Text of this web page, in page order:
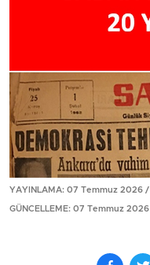
YAYINLAMA: 07 Temmuz 2026 /
GÜNCELLEME: 07 Temmuz